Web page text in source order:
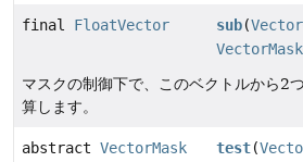
final FloatVector sub(Vector
VectorMask
マスクの制御下で、このベクトルから2
算します。
abstract VectorMask
test(